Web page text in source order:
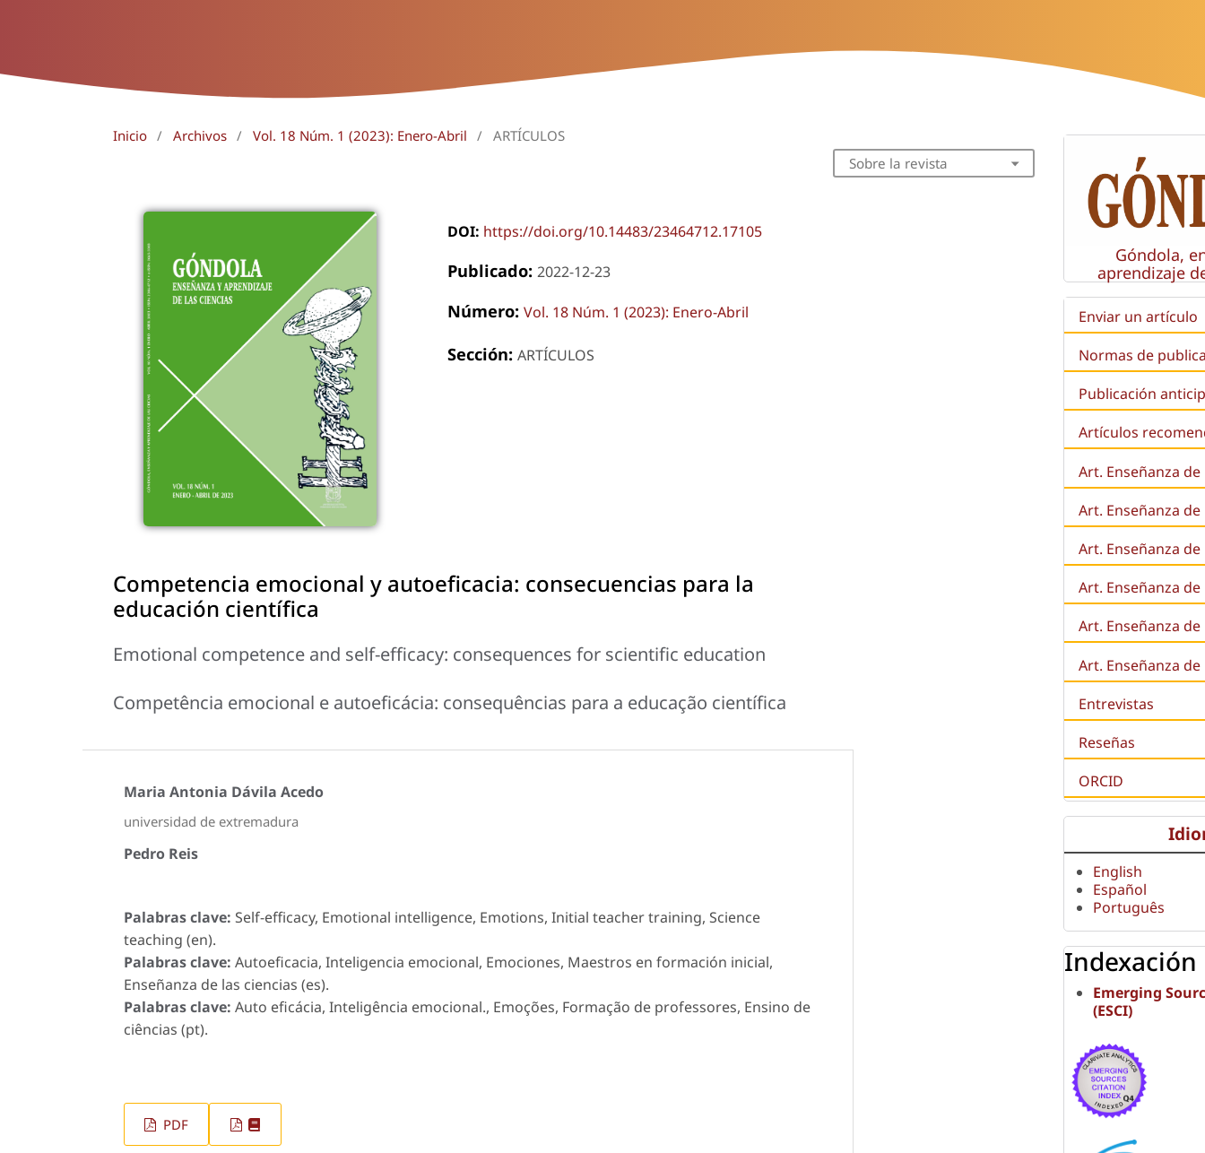
Inicio / Archivos / Vol. 18 Núm. 1 (2023): Enero-Abril / ARTÍCULOS
DOI: https://doi.org/10.14483/23464712.17105
Publicado: 2022-12-23
Número: Vol. 18 Núm. 1 (2023): Enero-Abril
Sección: ARTÍCULOS
Competencia emocional y autoeficacia: consecuencias para la
educación científica
Emotional competence and self-efficacy: consequences for scientific education
Competência emocional e autoeficácia: consequências para a educação científica
Maria Antonia Dávila Acedo
universidad de extremadura
Pedro Reis
Palabras clave: Self-efficacy, Emotional intelligence, Emotions, Initial teacher training, Science
teaching (en).
Palabras clave: Autoeficacia, Inteligencia emocional, Emociones, Maestros en formación inicial,
Enseñanza de las ciencias (es).
Palabras clave: Auto eficácia, Inteligência emocional., Emoções, Formação de professores, Ensino de
ciências (pt).
PDF
Sobre la revista
Góndola,
aprendizaje
Enviar un artículo
Normas de
Publicación
Artículos
Art. Enseñanza
Art. Enseñanza
Art. Enseñanza de
Art. Enseñanza de
Art. Enseñanza
Art. Enseñanza
Entrevistas
Reseñas
ORCID
English
Español
Português
Indexación
Emerging
(ESCI)